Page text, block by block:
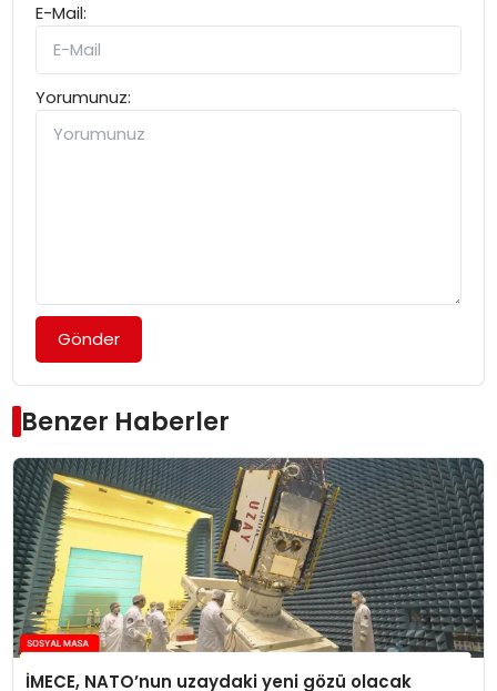
E-Mail:
Yorumunuz:
Gönder
Benzer Haberler
İMECE, NATO’nun uzaydaki yeni gözü olacak